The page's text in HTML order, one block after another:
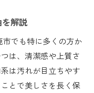
解説
でも特に多くの方か
は、清潔感や上質さ
は汚れが目立ちやす
とで美しさを長く保